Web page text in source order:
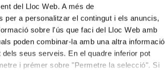
del Lloc Web. A més de
a personalitzar el contingut i els anuncis,
sobre l'ús que faci del Lloc Web amb
poden combinar-la amb una altra informació
seus serveis. En el quadre inferior pot
i prémer sobre "Permetre la selecció". Si